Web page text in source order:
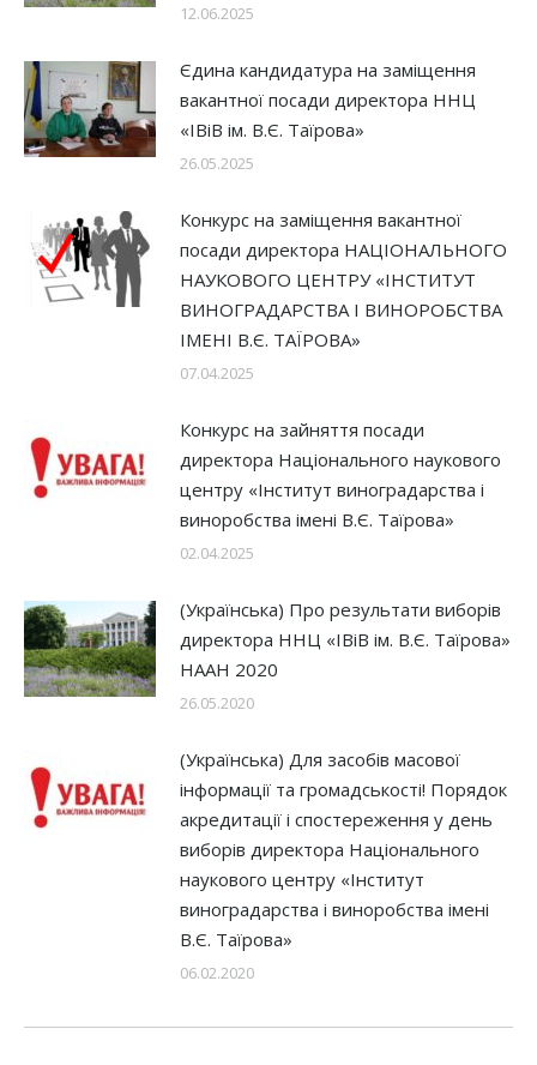
12.06.2025
Єдина кандидатура на заміщення
вакантної посади директора ННЦ
«ІВіВ ім. В.Є. Таїрова»
26.05.2025
Конкурс на заміщення вакантної
посади директора НАЦІОНАЛЬНОГО
НАУКОВОГО ЦЕНТРУ «ІНСТИТУТ
ВИНОГРАДАРСТВА І ВИНОРОБСТВА
ІМЕНІ В.Є. ТАЇРОВА»
07.04.2025
Конкурс на зайняття посади
директора Національного наукового
центру «Інститут виноградарства і
виноробства імені В.Є. Таїрова»
02.04.2025
(Українська) Про результати виборів
директора ННЦ «ІВіВ ім. В.Є. Таїрова»
НААН 2020
26.05.2020
(Українська) Для засобів масової
інформації та громадськості! Порядок
акредитації і спостереження у день
виборів директора Національного
наукового центру «Інститут
виноградарства і виноробства імені
В.Є. Таїрова»
06.02.2020